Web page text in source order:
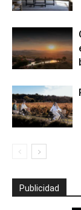
Publicidad